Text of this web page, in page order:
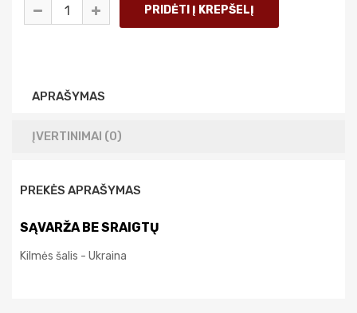
APRAŠYMAS
ĮVERTINIMAI (0)
PREKĖS APRAŠYMAS
SĄVARŽA BE SRAIGTŲ
Kilmės šalis - Ukraina